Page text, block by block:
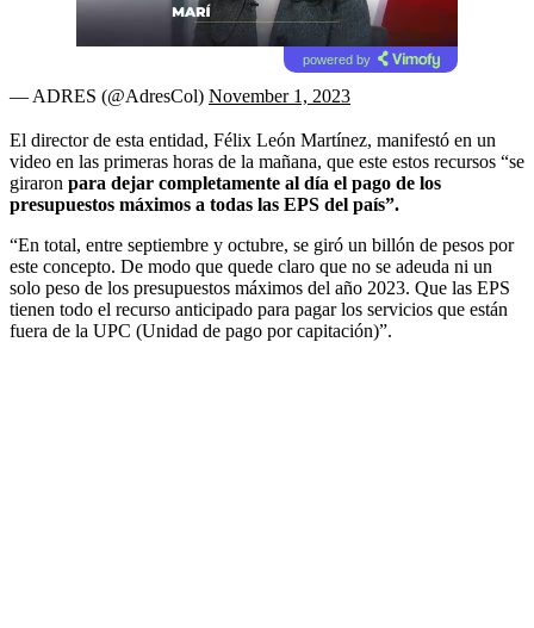
powered by
— ADRES (@AdresCol) November 1, 2023
El director de esta entidad, Félix León Martínez, manifestó en un
video en las primeras horas de la mañana, que este estos recursos “se
giraron para dejar completamente al día el pago de los
presupuestos máximos a todas las EPS del país”.
“En total, entre septiembre y octubre, se giró un billón de pesos por
este concepto. De modo que quede claro que no se adeuda ni un
solo peso de los presupuestos máximos del año 2023. Que las EPS
tienen todo el recurso anticipado para pagar los servicios que están
fuera de la UPC (Unidad de pago por capitación)”.